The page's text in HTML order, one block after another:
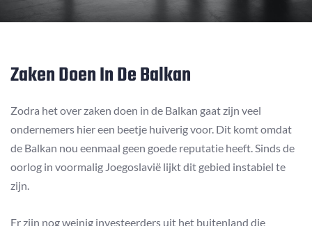
Zaken Doen In De Balkan
Zodra het over zaken doen in de Balkan gaat zijn veel
ondernemers hier een beetje huiverig voor. Dit komt omdat
de Balkan nou eenmaal geen goede reputatie heeft. Sinds de
oorlog in voormalig Joegoslavië lijkt dit gebied instabiel te
zijn.
Er zijn nog weinig investeerders uit het buitenland die